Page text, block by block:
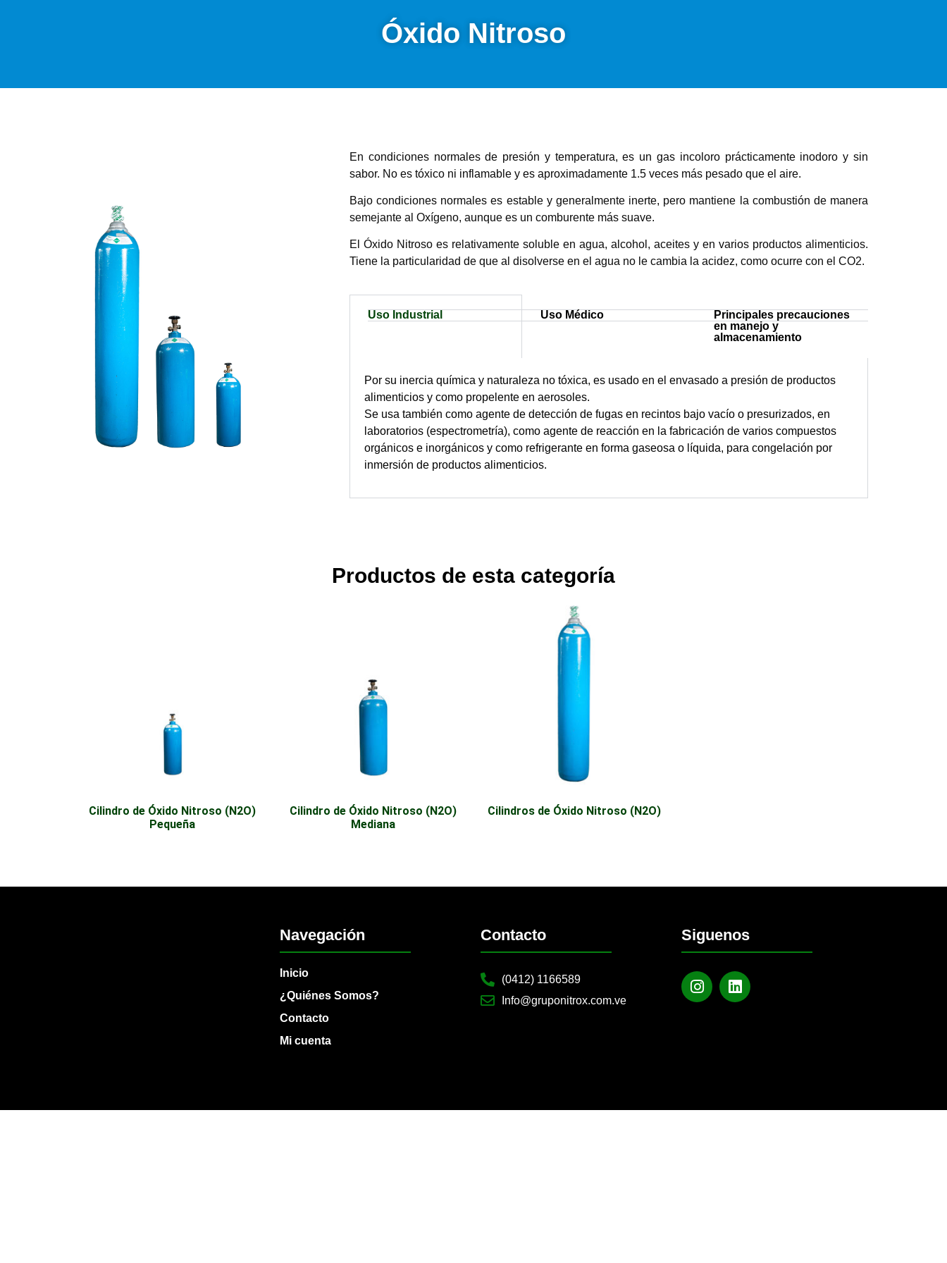
Óxido Nitroso
En condiciones normales de presión y temperatura, es un gas incoloro prácticamente inodoro y sin
sabor. No es tóxico ni inflamable y es aproximadamente 1.5 veces más pesado que el aire.
Bajo condiciones normales es estable y generalmente inerte, pero mantiene la combustión de manera
semejante al Oxígeno, aunque es un comburente más suave.
El Óxido Nitroso es relativamente soluble en agua, alcohol, aceites y en varios productos alimenticios.
Tiene la particularidad de que al disolverse en el agua no le cambia la acidez, como ocurre con el CO2.
Uso Industrial Uso Médico
Principales precauciones
en manejo y
almacenamiento
Por su inercia química y naturaleza no tóxica, es usado en el envasado a presión de productos
alimenticios y como propelente en aerosoles.
Se usa también como agente de detección de fugas en recintos bajo vacío o presurizados, en
laboratorios (espectrometría), como agente de reacción en la fabricación de varios compuestos
orgánicos e inorgánicos y como refrigerante en forma gaseosa o líquida, para congelación por
inmersión de productos alimenticios.
Productos de esta categoría
Cilindro de Óxido Nitroso (N2O)
Pequeña
Cilindro de Óxido Nitroso (N2O)
Mediana
Cilindros de Óxido Nitroso (N2O)
Navegación
Inicio
¿Quiénes Somos?
Contacto
Mi cuenta
Contacto
(0412) 1166589
Info@gruponitrox.com.ve
Siguenos